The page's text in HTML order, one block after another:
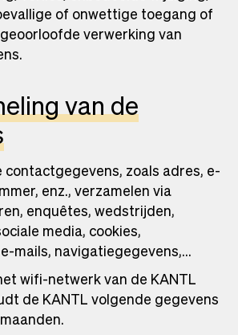
of onwettige toegang of
verwerking van
van de
contactgegevens, zoals adres, e-
enz., verzamelen via
enquêtes, wedstrijden,
media, cookies,
mails, navigatiegegevens,…
wifi-netwerk van de KANTL
de KANTL volgende gegevens